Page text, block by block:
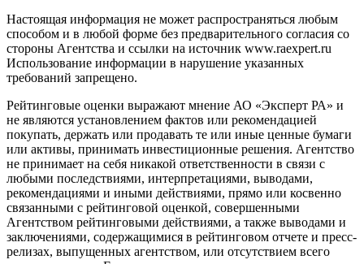
Настоящая информация не может распространяться любым
способом и в любой форме без предварительного согласия со
стороны Агентства и ссылки на источник www.raexpert.ru
Использование информации в нарушение указанных
требований запрещено.
Рейтинговые оценки выражают мнение АО «Эксперт РА» и
не являются установлением фактов или рекомендацией
покупать, держать или продавать те или иные ценные бумаги
или активы, принимать инвестиционные решения. Агентство
не принимает на себя никакой ответственности в связи с
любыми последствиями, интерпретациями, выводами,
рекомендациями и иными действиями, прямо или косвенно
связанными с рейтинговой оценкой, совершенными
Агентством рейтинговыми действиями, а также выводами и
заключениями, содержащимися в рейтинговом отчете и пресс-
релизах, выпущенных агентством, или отсутствием всего